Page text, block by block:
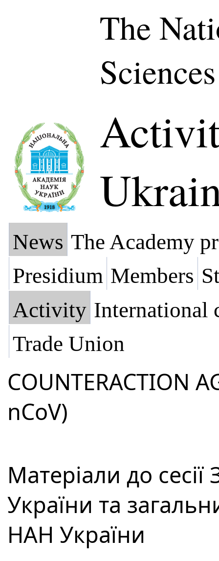
The
News The Academy
Presidium Members
Activity International
Trade Union
СOUNTERACTION
nCoV)
Матеріали до
України та
НАН України